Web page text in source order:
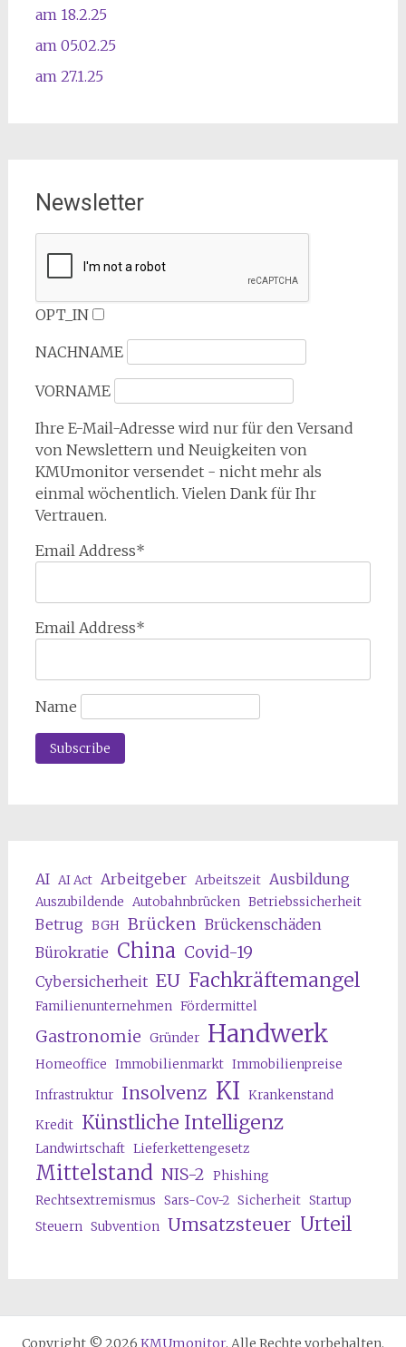
am 18.2.25
am 05.02.25
am 27.1.25
Newsletter
OPT_IN
NACHNAME
VORNAME
Ihre E-Mail-Adresse wird nur für den Versand
von Newslettern und Neuigkeiten von
KMUmonitor versendet - nicht mehr als
einmal wöchentlich. Vielen Dank für Ihr
Vertrauen.
Email Address*
Email Address*
Name
AI AI Act Arbeitgeber Arbeitszeit Ausbildung
Auszubildende Autobahnbrücken Betriebssicherheit
Betrug BGH Brücken Brückenschäden
Bürokratie China Covid-19
Cybersicherheit EU Fachkräftemangel
Familienunternehmen Fördermittel
Gastronomie Gründer Handwerk
Homeoffice Immobilienmarkt Immobilienpreise
Infrastruktur Insolvenz KI Krankenstand
Kredit Künstliche Intelligenz
Landwirtschaft Lieferkettengesetz
Mittelstand NIS-2 Phishing
Rechtsextremismus Sars-Cov-2 Sicherheit Startup
Steuern Subvention Umsatzsteuer Urteil